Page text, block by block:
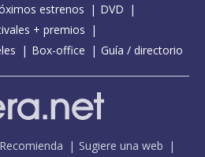
estrenos
DVD
+ premios
Box-office Guía / directorio
Recomienda
Sugiere una web